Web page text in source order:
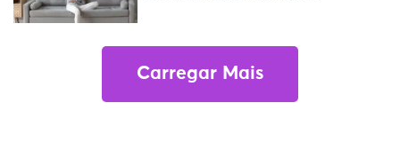
Carregar Mais